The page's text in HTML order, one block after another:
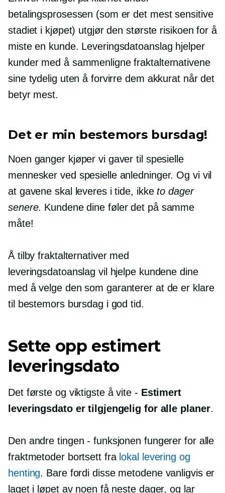
betalingsprosessen (som er det mest sensitive
stadiet i kjøpet) utgjør den største risikoen for å
miste en kunde. Leveringsdatoanslag hjelper
kunder med å sammenligne fraktalternativene
sine tydelig uten å forvirre dem akkurat når det
betyr mest.
Det er min bestemors bursdag!
Noen ganger kjøper vi gaver til spesielle
mennesker ved spesielle anledninger. Og vi vil
at gavene skal leveres i tide, ikke to dager
senere. Kundene dine føler det på samme
måte!
Å tilby fraktalternativer med
leveringsdatoanslag vil hjelpe kundene dine
med å velge den som garanterer at de er klare
til bestemors bursdag i god tid.
Sette opp estimert
leveringsdato
Det første og viktigste å vite - Estimert
leveringsdato er tilgjengelig for alle planer.
Den andre tingen - funksjonen fungerer for alle
fraktmetoder bortsett fra lokal levering og
henting. Bare fordi disse metodene vanligvis er
laget i løpet av noen få neste dager, og lar